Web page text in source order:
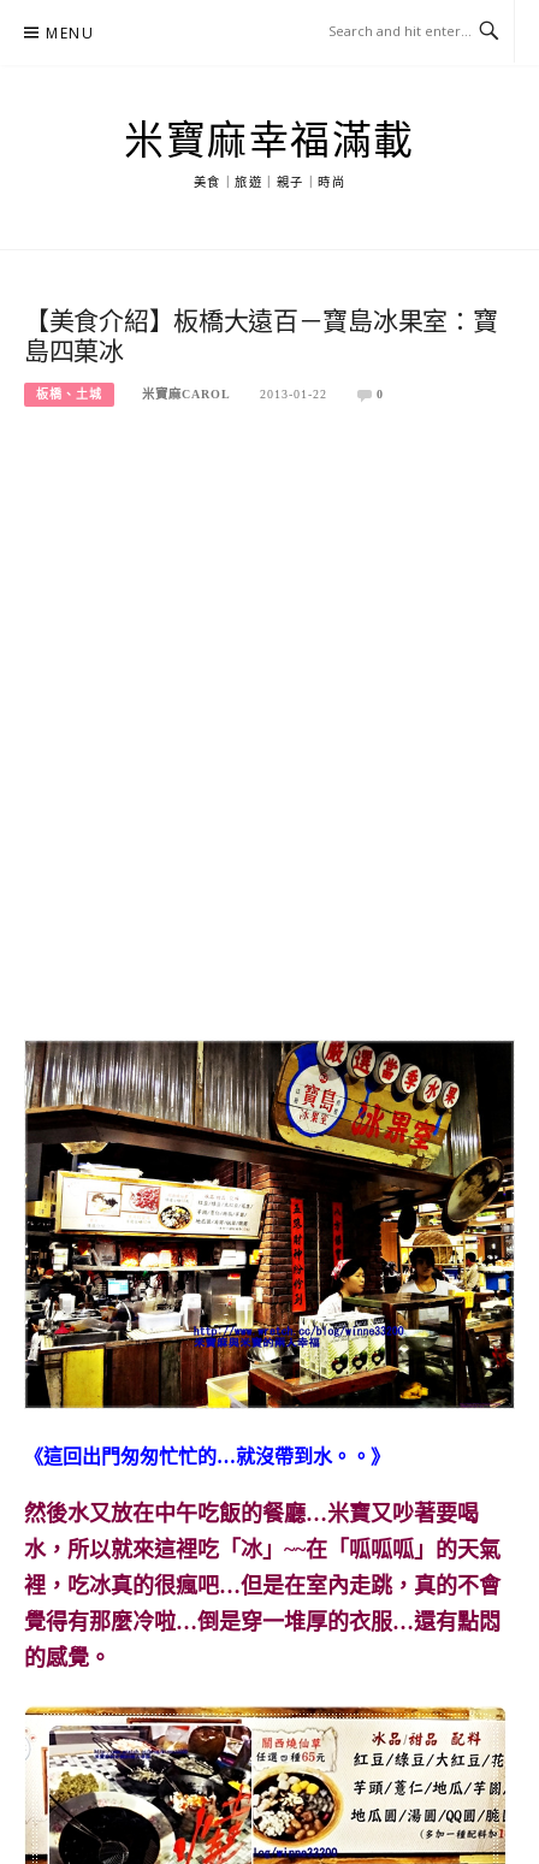
MENU
米寶麻幸福滿載
美食｜旅遊｜親子｜時尚
【美食介紹】板橋大遠百－寶島冰果室：寶
島四菓冰
板橋、土城 米寶麻CAROL 2013-01-22 0
《這回出門匆匆忙忙的…就沒帶到水。。》
然後水又放在中午吃飯的餐廳…米寶又吵著要喝
水，所以就來這裡吃「冰」~~在「呱呱呱」的天氣
裡，吃冰真的很瘋吧…但是在室內走跳，真的不會
覺得有那麼冷啦…倒是穿一堆厚的衣服…還有點悶
的感覺。